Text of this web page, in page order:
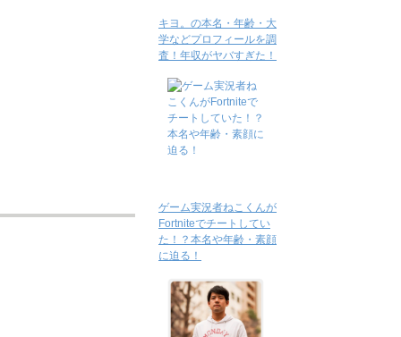
キヨ。の本名・年齢・大
学などプロフィールを調
査！年収がヤバすぎた！
ゲーム実況者ねこくんが
Fortniteでチートしてい
た！？本名や年齢・素顔
に迫る！